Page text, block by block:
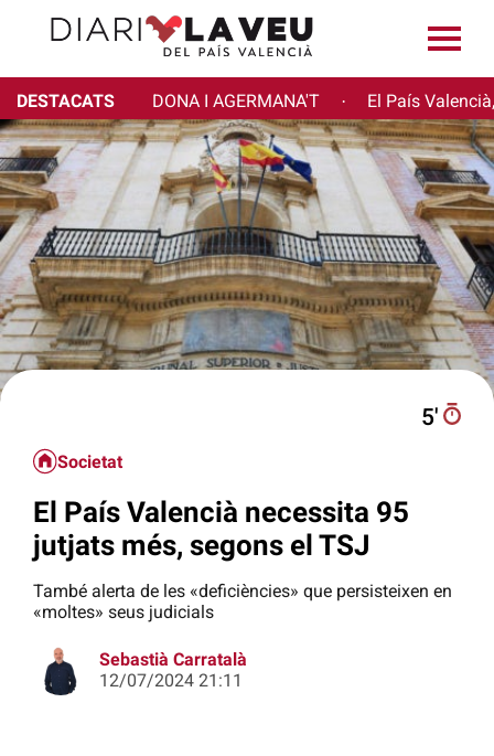
DESTACATS DONA I AGERMANA'T · El País
5′
Societat
El País Valencià necessita 95
jutjats més, segons el TSJ
També alerta de les «deficiències» que persisteixen en
«moltes» seus judicials
Sebastià Carratalà
12/07/2024 21:11